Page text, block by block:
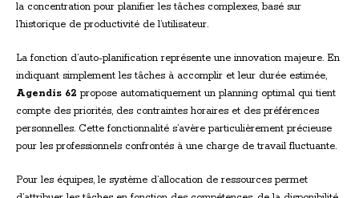
la concentration pour planifier les tâches complexes, basé sur
l’historique de productivité de l’utilisateur.
La fonction d’auto-planification représente une innovation majeure. En
indiquant simplement les tâches à accomplir et leur durée estimée,
Agendis 62 propose automatiquement un planning optimal qui tient
compte des priorités, des contraintes horaires et des préférences
personnelles. Cette fonctionnalité s’avère particulièrement précieuse
pour les professionnels confrontés à une charge de travail fluctuante.
Pour les équipes, le système d’allocation de ressources permet